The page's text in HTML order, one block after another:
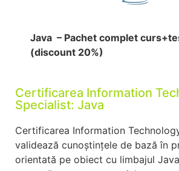
Java – Pachet complet
(discount 20%)
Certificarea Information
Specialist: Java
Certificarea Information
validează cunoștințele de bază în
orientată pe obiect cu limbajul